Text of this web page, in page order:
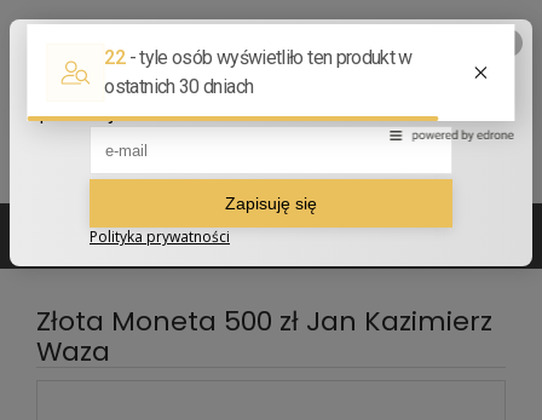
Złota Moneta 500 zł Jan Kazimierz
Waza